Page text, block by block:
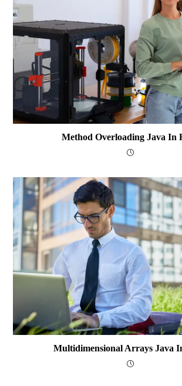
Method Overloading Java In
Multidimensional Arrays Java